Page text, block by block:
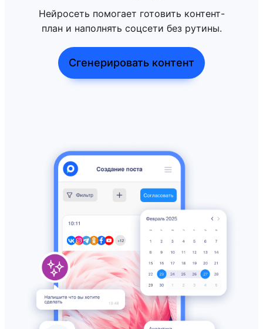
Нейросеть помогает готовить контент-
план и наполнять соцсети без рутины.
Сгенерировать контент